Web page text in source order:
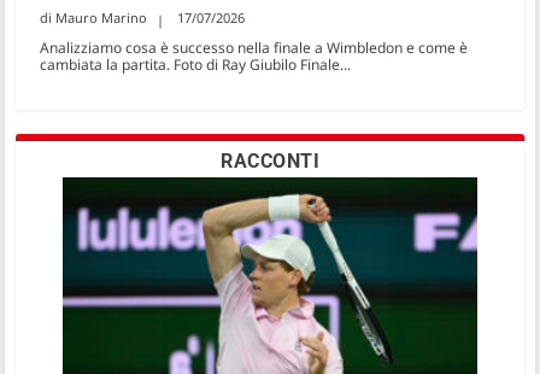
Mauro Marino 17/07/2026
Analizziamo cosa è successo nella finale a Wimbledon e come è
cambiata la partita. Foto di Ray Giubilo Finale...
RACCONTI